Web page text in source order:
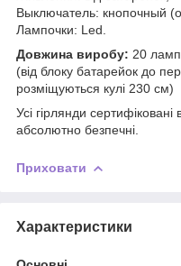
Выключатель: кнопочный
Лампочки: Led.
Довжина виробу: 20
(від блоку батарейок до
розміщуються кулі 230 см)
Усі гірлянди
абсолютно безпечні.
Приховати
Характеристики